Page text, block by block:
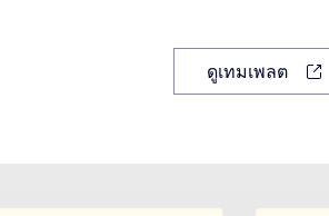
ดูเทมเพลต